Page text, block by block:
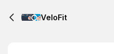
VeloFit